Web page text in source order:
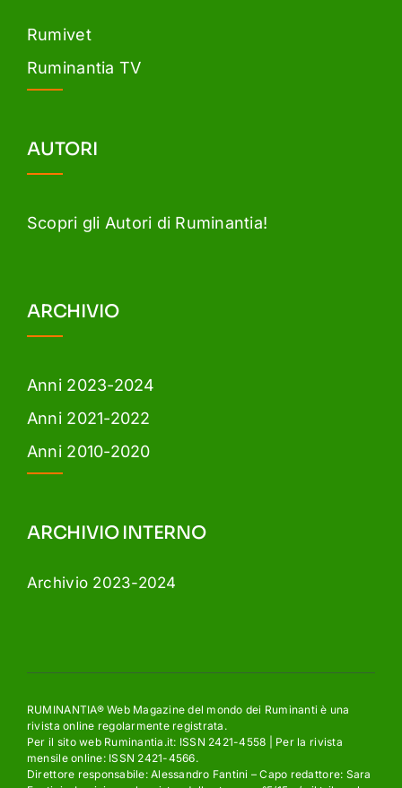
Rumivet
Ruminantia TV
AUTORI
Scopri gli Autori di Ruminantia!
ARCHIVIO
Anni 2023-2024
Anni 2021-2022
Anni 2010-2020
ARCHIVIO INTERNO
Archivio 2023-2024
RUMINANTIA® Web Magazine del mondo dei Ruminanti è una
rivista online regolarmente registrata.
Per il sito web Ruminantia.it: ISSN 2421-4558 | Per la rivista
mensile online: ISSN 2421-4566.
Direttore responsabile: Alessandro Fantini – Capo redattore: Sara